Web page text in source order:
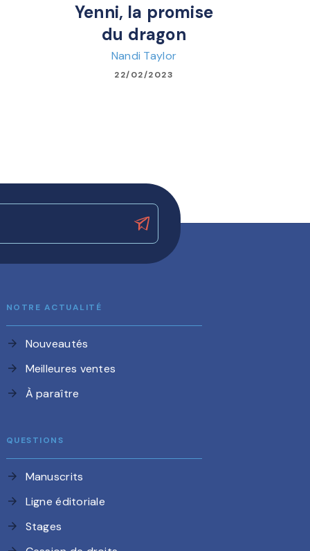
Yenni, la promise
du dragon
Nandi Taylor
22/02/2023
NOTRE ACTUALITÉ
arrow_forward Nouveautés
arrow_forward Meilleures ventes
arrow_forward À paraître
QUESTIONS
arrow_forward Manuscrits
arrow_forward Ligne éditoriale
arrow_forward Stages